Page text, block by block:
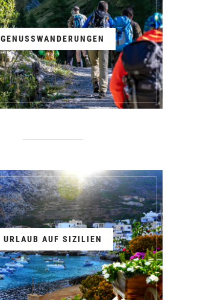
GENUSSWANDERUNGEN
URLAUB AUF SIZILIEN